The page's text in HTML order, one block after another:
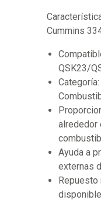
Cummins
QSK23/
alrededor
Ayuda a
externas